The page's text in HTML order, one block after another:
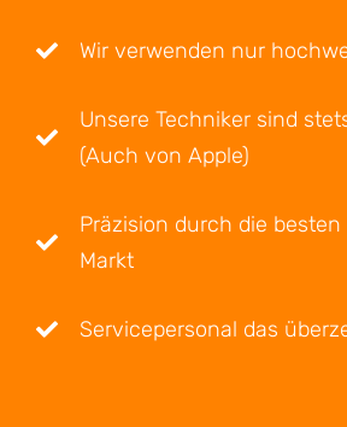
Wir verwenden nur
Unsere Techniker sind
(Auch von Apple)
Präzision durch die
Markt
Servicepersonal das